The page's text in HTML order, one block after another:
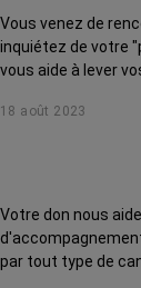
Vous venez de
inquiétez de votre
vous aide à lever
18 août 2023
Votre don nous
par tout type de